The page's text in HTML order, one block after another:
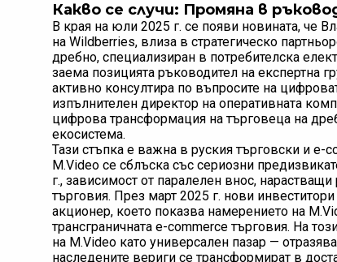
Какво се случи: Промяна в
В края на юли 2025 г. се появи новината, че
на Wildberries, влиза в стратегическо
дребно, специализиран в потребителска
заема позицията ръководител на експертна
активно консултира по въпросите на
изпълнителен директор на оперативната
цифрова трансформация на търговеца на
екосистема.
Тази стъпка е важна в руския търговски и e-
M.Video се сблъска със сериозни
г., зависимост от паралелен внос,
търговия. През март 2025 г. нови
акционер, което показва намерението на
трансграничната e-commerce търговия. На
на M.Video като универсален пазар —
наследените вериги се трансформират в